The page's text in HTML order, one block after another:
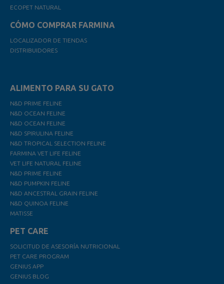
ECOPET NATURAL
CÓMO COMPRAR FARMINA
LOCALIZADOR DE TIENDAS
DISTRIBUIDORES
ALIMENTO PARA SU GATO
N&D PRIME FELINE
N&D OCEAN FELINE
N&D OCEAN FELINE
N&D SPIRULINA FELINE
N&D TROPICAL SELECTION FELINE
FARMINA VET LIFE FELINE
VET LIFE NATURAL FELINE
N&D PRIME FELINE
N&D PUMPKIN FELINE
N&D ANCESTRAL GRAIN FELINE
N&D QUINOA FELINE
MATISSE
PET CARE
SOLICITUD DE ASESORÍA NUTRICIONAL
PET CARE PROGRAM
GENIUS APP
GENIUS BLOG